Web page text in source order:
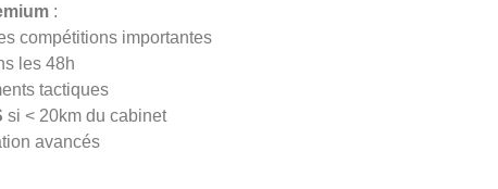
:
compétitions importantes
les 48h
tactiques
si < 20km du cabinet
avancés